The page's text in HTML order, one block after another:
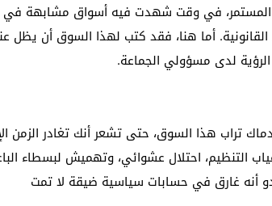
المستمر، في وقت شهدت فيه أسواق مشابهة في
القانونية. أما هنا، فقد كتب لهذا السوق أن
لدى مسؤولي الجماعة.
تراب هذا السوق، حتى تشعر أنك تغادر الزمن
التنظيم، احتلال عشوائي، وتهميش
أنه غارق في حسابات سياسية ضيقة لا تمت